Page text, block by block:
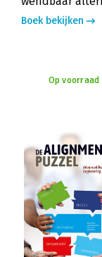
Boek bekijken
Op voorraad